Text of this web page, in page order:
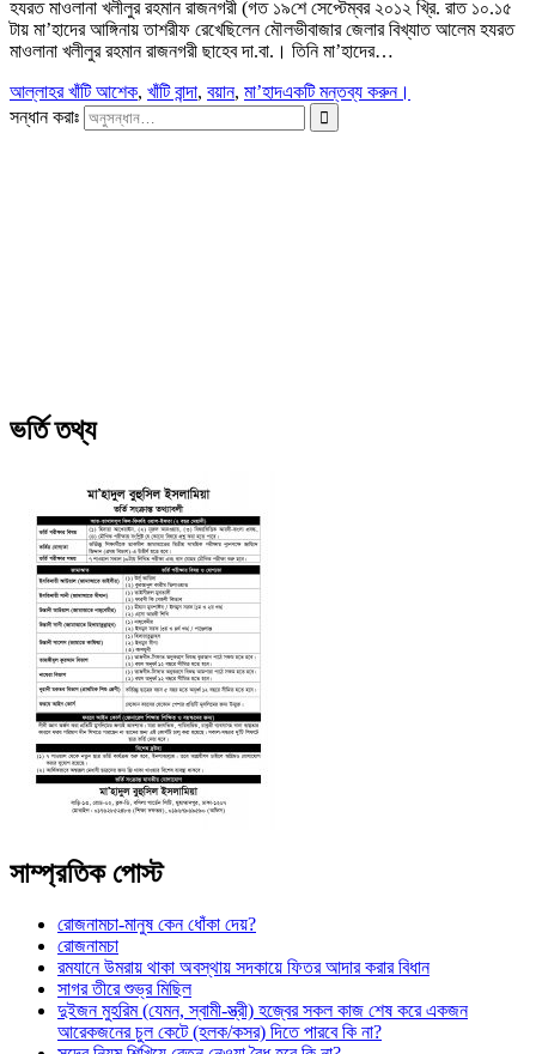
হযরত মাওলানা খলীলুর রহমান রাজনগরী (গত ১৯শে সেপ্টেম্বর ২০১২ খ্রি. রাত ১০.১৫
টায় মা’হাদের আঙ্গিনায় তাশরীফ রেখেছিলেন মৌলভীবাজার জেলার বিখ্যাত আলেম হযরত
মাওলানা খলীলুর রহমান রাজনগরী ছাহেব দা.বা.। তিনি মা’হাদের…
আল্লাহর খাঁটি আশেক, খাঁটি বান্দা, বয়ান, মা’হাদএকটি মন্তব্য করুন।
সন্ধান করাঃ
ভর্তি তথ্য
সাম্প্রতিক পোস্ট
রোজনামচা-মানুষ কেন ধোঁকা দেয়?
রোজনামচা
রমযানে উমরায় থাকা অবস্থায় সদকায়ে ফিতর আদার করার বিধান
সাগর তীরে শুভ্র মিছিল
দুইজন মুহরিম (যেমন, স্বামী-স্ত্রী) হজ্বের সকল কাজ শেষ করে একজন
আরেকজনের চুল কেটে (হলক/কসর) দিতে পারবে কি না?